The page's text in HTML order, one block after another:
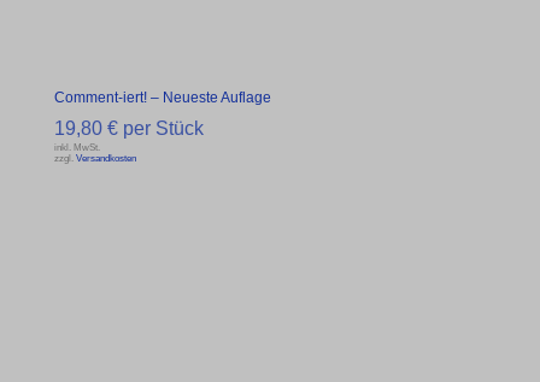
Comment-iert! – Neueste Auflage
19,80 €per Stück
inkl. MwSt.
zzgl. Versandkosten